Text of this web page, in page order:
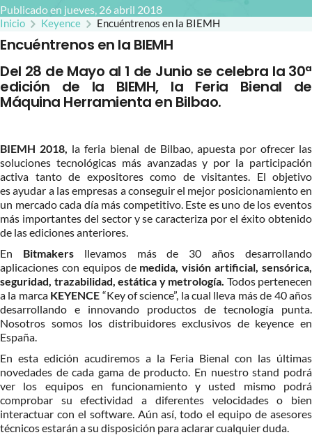
Publicado en jueves, 26 abril 2018
Inicio Keyence Encuéntrenos en la BIEMH
Encuéntrenos en la BIEMH
Del 28 de Mayo al 1 de Junio se celebra la 30ª
edición de la BIEMH, la Feria Bienal de
Máquina Herramienta en Bilbao.
BIEMH 2018, la feria bienal de Bilbao, apuesta por ofrecer las
soluciones tecnológicas más avanzadas y por la participación
activa tanto de expositores como de visitantes. El objetivo
es ayudar a las empresas a conseguir el mejor posicionamiento en
un mercado cada día más competitivo. Este es uno de los eventos
más importantes del sector y se caracteriza por el éxito obtenido
de las ediciones anteriores.
En Bitmakers llevamos más de 30 años desarrollando
aplicaciones con equipos demedida, visión artificial, sensórica,
seguridad, trazabilidad, estática y metrología. Todos pertenecen
a la marca KEYENCE “Key of science”, la cual lleva más de 40 años
desarrollando e innovando productos de tecnología punta.
Nosotros somos los distribuidores exclusivos de keyence en
España.
En esta edición acudiremos a la Feria Bienal con las últimas
novedades de cada gama de producto. En nuestro stand podrá
ver los equipos en funcionamiento y usted mismo podrá
comprobar su efectividad a diferentes velocidades o bien
interactuar con el software. Aún así, todo el equipo de asesores
técnicos estarán a su disposición para aclarar cualquier duda.